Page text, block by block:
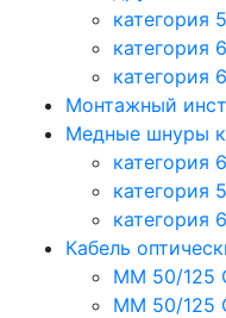
категория
категория 6
категория
Монтажный
Медные шнуры
категория
категория
категория 6
Кабель
MM 50/125
MM 50/125